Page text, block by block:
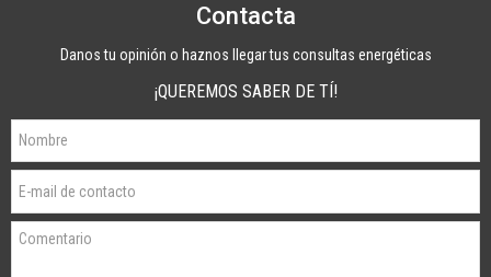
Contacta
Danos tu opinión o haznos llegar tus consultas energéticas
¡QUEREMOS SABER DE TÍ!